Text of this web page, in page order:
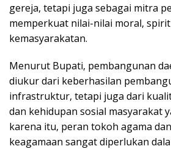
gereja, tetapi juga sebagai mitra
memperkuat nilai-nilai moral,
kemasyarakatan.
Menurut Bupati, pembangunan
diukur dari keberhasilan
infrastruktur, tetapi juga dari
dan kehidupan sosial masyarakat
karena itu, peran tokoh agama
keagamaan sangat diperlukan